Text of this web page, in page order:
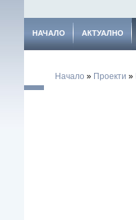
НАЧАЛО АКТУАЛНО
Начало » Проекти »